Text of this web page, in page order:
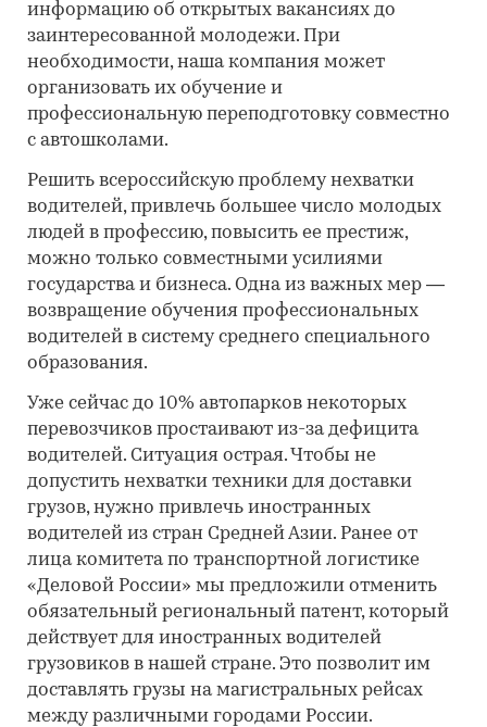
информацию об открытых вакансиях до
заинтересованной молодежи. При
необходимости, наша компания может
организовать их обучение и
профессиональную переподготовку совместно
с автошколами.
Решить всероссийскую проблему нехватки
водителей, привлечь большее число молодых
людей в профессию, повысить ее престиж,
можно только совместными усилиями
государства и бизнеса. Одна из важных мер —
возвращение обучения профессиональных
водителей в систему среднего специального
образования.
Уже сейчас до 10% автопарков некоторых
перевозчиков простаивают из-за дефицита
водителей. Ситуация острая. Чтобы не
допустить нехватки техники для доставки
грузов, нужно привлечь иностранных
водителей из стран Средней Азии. Ранее от
лица комитета по транспортной логистике
«Деловой России» мы предложили отменить
обязательный региональный патент, который
действует для иностранных водителей
грузовиков в нашей стране. Это позволит им
доставлять грузы на магистральных рейсах
между различными городами России.